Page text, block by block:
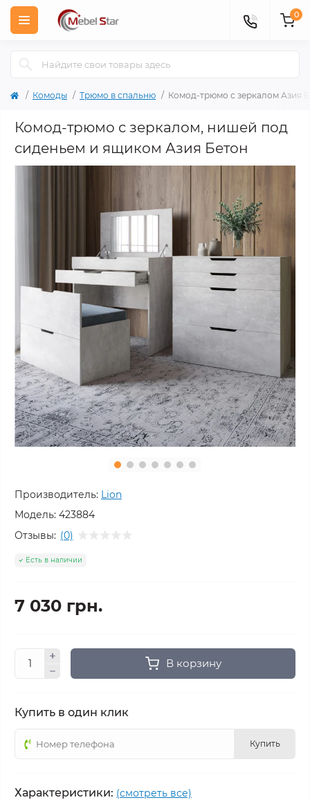
0
Комоды Трюмо в спальню Комод-трюмо с зеркалом Азия
Комод-трюмо с зеркалом, нишей под
сиденьем и ящиком Азия Бетон
Производитель: Lion
Модель: 423884
Отзывы: (0)
Есть в наличии
7 030 грн.
В корзину
Купить в один клик
Купить
Характеристики: (смотреть все)